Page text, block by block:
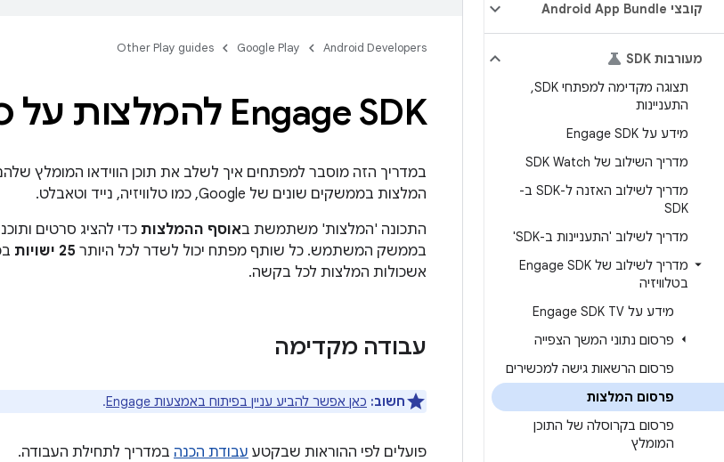
קובצי Android App Bundle
מעורבות SDK
תצוגה מקדימה למפתחי SDK
,
התעניינות
מידע על Engage SDK
מדריך השילוב של SDK Watch
מדריך לשילוב האזנה ל-SDK ב-
SDK
מדריך לשילוב 'התעניינות ב-SDK'
מדריך לשילוב של Engage SDK
בטלוויזיה
מידע על Engage SDK TV
פרסום נתוני המשך הצפייה
פרסום הרשאות גישה למכשירים
פרסום המלצות
פרסום בקרוסלה של התוכן
המומלץ
Android Developers
Google Play
Other Play guides
Engage SDK להמלצות על סרטונים
במדריך הזה מוסבר למפתחים איך לשלב את תוכן הווידאו המומלץ
המלצות בממשקים שונים של Google, כמו טלוויזיה, נייד וטאבלט.
התכונה 'המלצות' משתמשת באוסף ההמלצות כדי להציג סרטים
בממשק המשתמש. כל שותף מפתח יכול לשדר לכל היותר 25 ישויות
אשכולות המלצות לכל בקשה.
עבודה מקדימה
חשוב: כאן אפשר להביע עניין בפיתוח באמצעות Engage .
פועלים לפי ההוראות שבקטע עבודת הכנה במדריך לתחילת העבודה.